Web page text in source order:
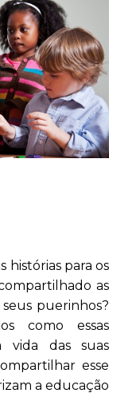
histórias para os
as
puerinhos?
como essas
vida das suas
esse
a educação